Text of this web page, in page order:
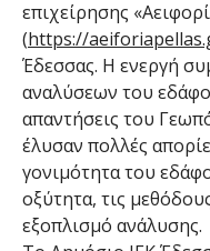
επιχείρησης
(https://
Έδεσσας. Η ενεργή
αναλύσεων του
απαντήσεις του
έλυσαν πολλές
γονιμότητα του
οξύτητα, τις
εξοπλισμό ανάλυσης.